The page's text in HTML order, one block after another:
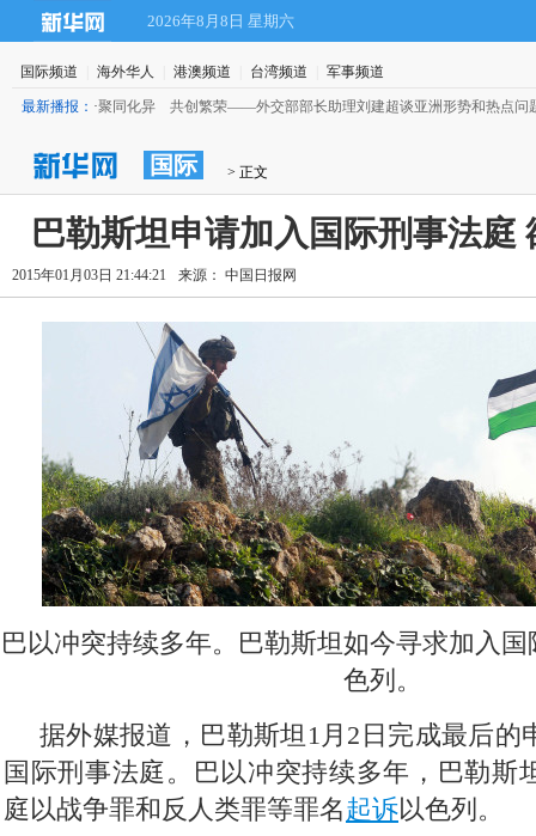
2026年8月8日 星期六
国际频道 海外华人 港澳频道 台湾频道 军事频道
最新播报： ·聚同化异 共创繁荣——外交部部长助理刘建超谈亚洲形势和热点问
国际 > 正文
巴勒斯坦申请加入国际刑事法庭
2015年01月03日 21:44:21 来源： 中国日报网
巴以冲突持续多年。巴勒斯坦如今寻求加入国
色列。
据外媒报道，巴勒斯坦1月2日完成最后的
国际刑事法庭。巴以冲突持续多年，巴勒斯
庭以战争罪和反人类罪等罪名起诉以色列。